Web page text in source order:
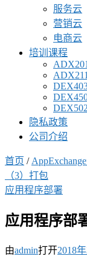
服务云
营销云
电商云
培训课程
ADX201
ADX211
DEX502
隐私政策
公司介绍
首页 /
（3）打包
应用程序部署
应用程序部
由admin打开2018